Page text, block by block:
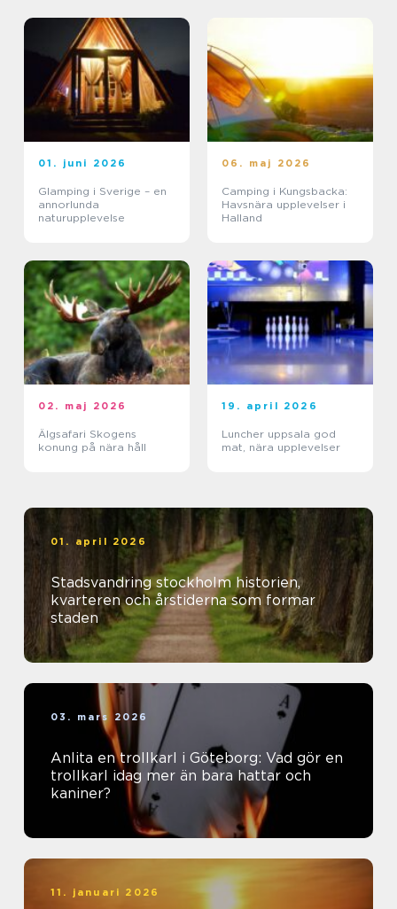
01. juni 2026
Glamping i Sverige – en
annorlunda
naturupplevelse
06. maj 2026
Camping i Kungsbacka:
Havsnära upplevelser i
Halland
02. maj 2026
Älgsafari Skogens
konung på nära håll
19. april 2026
Luncher uppsala god
mat, nära upplevelser
01. april 2026
Stadsvandring stockholm historien,
kvarteren och årstiderna som formar
staden
03. mars 2026
Anlita en trollkarl i Göteborg: Vad gör en
trollkarl idag mer än bara hattar och
kaniner?
11. januari 2026